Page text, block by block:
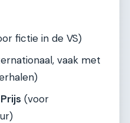
fictie in de VS)
vaak met
(voor